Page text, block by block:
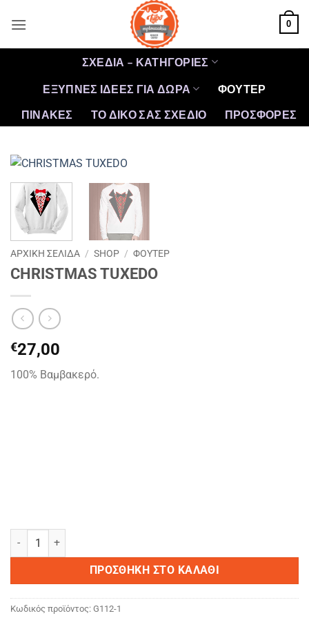
στο
0
ΣΧΕΔΙΑ – ΚΑΤΗΓΟΡΙΕΣ
ΕΞΥΠΝΕΣ ΙΔΕΕΣ ΓΙΑ ΔΩΡΑ
ΦΟΥΤΕΡ
ΠΙΝΑΚΕΣ
ΤΟ ΔΙΚΟ ΣΑΣ ΣΧΕΔΙΟ ΠΡΟΣΦΟΡΈΣ
ΑΡΧΙΚΉ ΣΕΛΊΔΑ / SHOP / ΦΟΥΤΕΡ
CHRISTMAS TUXEDO
€27,00
100% Βαμβακερό.
CHRISTMAS TUXEDO ποσότητα
ΠΡΟΣΘΉΚΗ ΣΤΟ ΚΑΛΆΘΙ
Κωδικός προϊόντος: G112-1